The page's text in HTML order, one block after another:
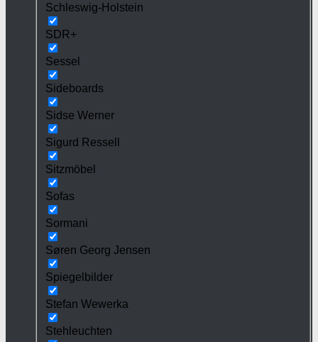
Schleswig-Holstein
SDR+
Sessel
Sideboards
Sidse Werner
Sigurd Ressell
Sitzmöbel
Sofas
Sormani
Søren Georg Jensen
Spiegelbilder
Stefan Wewerka
Stehleuchten